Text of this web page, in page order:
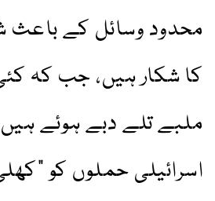
محدود وسائل کے
کا شکار ہیں، جب کہ
ملبے تلے دبے ہوئے
اسرائیلی حملوں کو